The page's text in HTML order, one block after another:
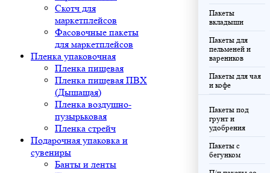
Скотч для
маркетплейсов
Фасовочные пакеты
для маркетплейсов
Пленка упаковочная
Пленка пищевая
Пленка пищевая ПВХ
(Дышащая)
Пленка воздушно-
пузырьковая
Пленка стрейч
Подарочная упаковка и
сувениры
Банты и ленты
Пакеты
вкладыши
Пакеты для
пельменей и
вареников
Пакеты для чая
и кофе
Пакеты под
грунт и
удобрения
Пакеты с
бегунком